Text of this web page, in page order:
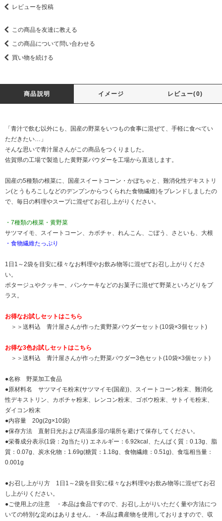
レビューを投稿
この商品を友達に教える
この商品について問い合わせる
買い物を続ける
商品説明 イメージ レビュー(0)
「青汁で飲む以外にも、国産の野菜をいつもの食事に混ぜて、手軽に食べてい
ただきたい…」
そんな思いで青汁屋さんがこの商品をつくりました。
佐賀県の工場で製造した黄野菜パウダーを工場から直送します。
国産の5種類の根菜に、国産スイートコーン・かぼちゃと、難消化性デキストリ
ン(とうもろこしなどのデンプンからつくられた食物繊維)をブレンドしましたの
で、毎日の料理やスープに混ぜてお召し上がりください。
・7種類の根菜・黄野菜
サツマイモ、スイートコーン、カボチャ、れんこん、ごぼう、さといも、大根
・食物繊維たっぷり
1日1～2袋を目安に様々なお料理やお飲み物等に混ぜてお召し上がりくださ
い。
ポタージュやクッキー、パンケーキなどのお菓子に混ぜて野菜といろどりをプ
ラス。
お得なお試しセットはこちら
＞＞送料込 青汁屋さんが作った黄野菜パウダーセット(10袋×3個セット)
お得な3色お試しセットはこちら
＞＞送料込 青汁屋さんが作った野菜パウダー3色セット(10袋×3個セット)
●名称 野菜加工食品
●原材料名 サツマイモ粉末(サツマイモ(国産))、スイートコーン粉末、難消化
性デキストリン、カボチャ粉末、レンコン粉末、ゴボウ粉末、サトイモ粉末、
ダイコン粉末
●内容量 20g(2g×10袋)
●保存方法 直射日光および高温多湿の場所を避けて保存してください。
●栄養成分表示(1袋：2g当たり) エネルギー：6.92kcal、たんぱく質：0.13g、脂
質：0.07g、炭水化物：1.69g(糖質：1.18g、食物繊維：0.51g)、食塩相当量：
0.001g
●お召し上がり方 1日1～2袋を目安に様々なお料理やお飲み物等に混ぜてお召
し上がりください。
●ご使用上の注意 ・本品は食品ですので、お召し上がりいただく量や方法につ
いての特別な定めはありません。・本品は農産物を使用しておりますので、収